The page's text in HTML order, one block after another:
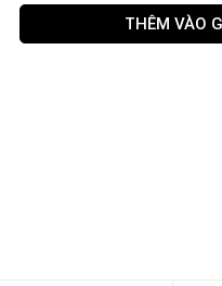
THÊM VÀO